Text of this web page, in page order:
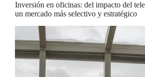
Inversión en oficinas: del impacto del
un mercado más selectivo y estratégico